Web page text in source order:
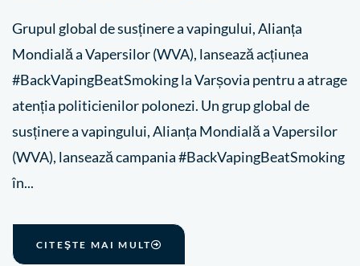
Grupul global de susținere a vapingului, Alianța
Mondială a Vapersilor (WVA), lansează acțiunea
#BackVapingBeatSmoking la Varșovia pentru a atrage
atenția politicienilor polonezi. Un grup global de
susținere a vapingului, Alianța Mondială a Vapersilor
(WVA), lansează campania #BackVapingBeatSmoking
în...
CITEŞTE MAI MULT